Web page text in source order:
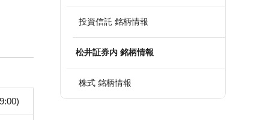
投資信託 銘柄情報
松井証券内 銘柄情報
株式 銘柄情報